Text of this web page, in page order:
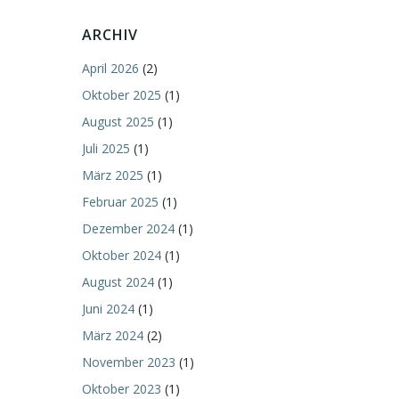
ARCHIV
April 2026 (2)
Oktober 2025 (1)
August 2025 (1)
Juli 2025 (1)
März 2025 (1)
Februar 2025 (1)
Dezember 2024 (1)
Oktober 2024 (1)
August 2024 (1)
Juni 2024 (1)
März 2024 (2)
November 2023 (1)
Oktober 2023 (1)